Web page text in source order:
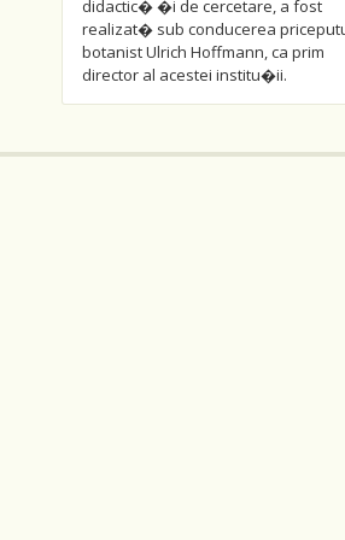
didactic� �i de cercetare, a fost
realizat� sub conducerea
botanist Ulrich Hoffmann, ca prim
director al acestei institu�ii.